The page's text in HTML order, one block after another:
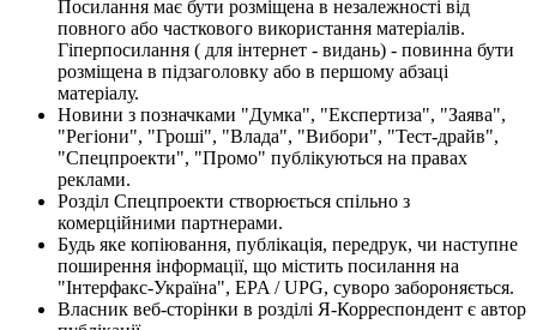
Посилання має бути розміщена в незалежності від
повного або часткового використання матеріалів.
Гіперпосилання ( для інтернет - видань) - повинна бути
розміщена в підзаголовку або в першому абзаці
матеріалу.
Новини з позначками "Думка", "Експертиза", "Заява",
"Регіони", "Гроші", "Влада", "Вибори", "Тест-драйв",
"Спецпроекти", "Промо" публікуються на правах
реклами.
Розділ Спецпроекти створюється спільно з
комерційними партнерами.
Будь яке копіювання, публікація, передрук, чи наступне
поширення інформації, що містить посилання на
"Інтерфакс-Україна", EPA / UPG, суворо забороняється.
Власник веб-сторінки в розділі Я-Корреспондент є автор